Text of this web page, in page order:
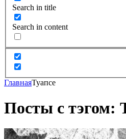
Search in title
Search in content
ГлавнаяТуапсе
Посты с тэгом: